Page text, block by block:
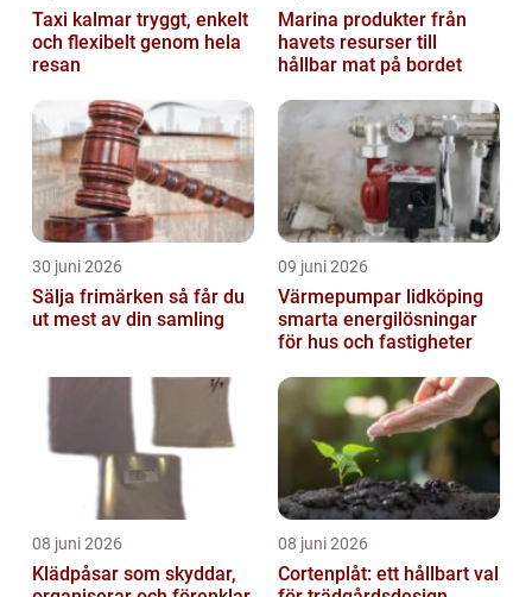
Taxi kalmar tryggt, enkelt
och flexibelt genom hela
resan
Marina produkter från
havets resurser till
hållbar mat på bordet
30 juni 2026
Sälja frimärken så får du
ut mest av din samling
09 juni 2026
Värmepumpar lidköping
smarta energilösningar
för hus och fastigheter
08 juni 2026
Klädpåsar som skyddar,
08 juni 2026
Cortenplåt: ett hållbart val